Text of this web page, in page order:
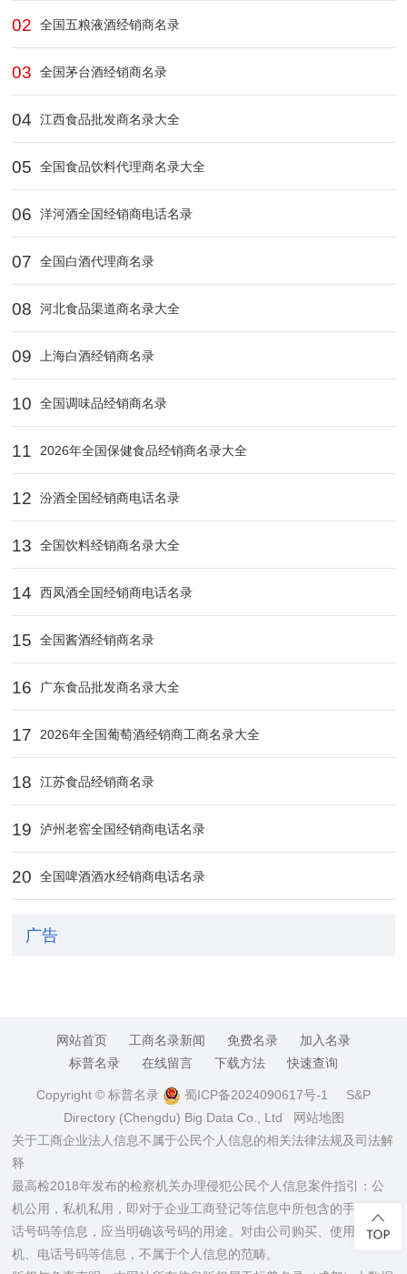
02 全国五粮液酒经销商名录
03 全国茅台酒经销商名录
04 江西食品批发商名录大全
05 全国食品饮料代理商名录大全
06 洋河酒全国经销商电话名录
07 全国白酒代理商名录
08 河北食品渠道商名录大全
09 上海白酒经销商名录
10 全国调味品经销商名录
11 2026年全国保健食品经销商名录大全
12 汾酒全国经销商电话名录
13 全国饮料经销商名录大全
14 西凤酒全国经销商电话名录
15 全国酱酒经销商名录
16 广东食品批发商名录大全
17 2026年全国葡萄酒经销商工商名录大全
18 江苏食品经销商名录
19 泸州老窖全国经销商电话名录
20 全国啤酒酒水经销商电话名录
广告
网站首页 工商名录新闻 免费名录
加入名录
标普名录
在线留言 下载方法 快速查询
Copyright © 标普名录 蜀ICP备2024090617号-1
S&P
Directory (Chengdu) Big Data Co., Ltd
网站地图
关于工商企业法人信息不属于公民个人信息的相关法律法规及司法解
释
最高检2018年发布的检察机关办理侵犯公民个人信息案件指引：公
机公用，私机私用，即对于企业工商登记等信息中所包含的手机、电
话号码等信息，应当明确该号码的用途。对由公司购买、使用的手
机、电话号码等信息，不属于个人信息的范畴。